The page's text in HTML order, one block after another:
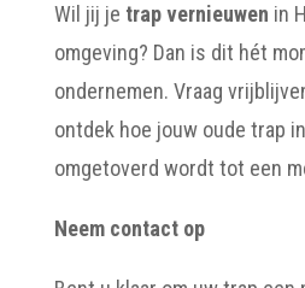
Wil jij je trap vernieuwen in
omgeving? Dan is dit hét
ondernemen. Vraag
ontdek hoe jouw oude trap
omgetoverd wordt tot een
Neem contact op